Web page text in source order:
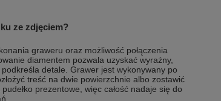
ze zdjęciem?
graweru oraz możliwość połączenia
diamentem pozwala uzyskać wyraźny,
detale. Grawer jest wykonywany po
treść na dwie powierzchnie albo zostawić
prezentowe, więc całość nadaje się do